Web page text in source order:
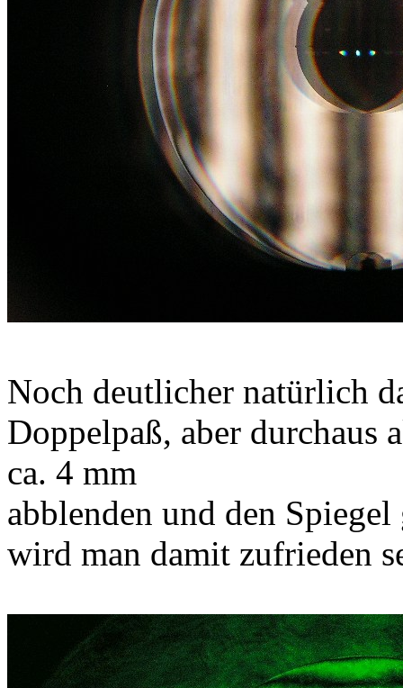
Noch deutlicher natürlich
Doppelpaß, aber durchaus
ca. 4 mm
abblenden und den
wird man damit zufrieden